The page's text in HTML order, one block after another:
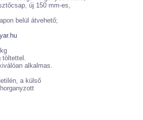
új 150 mm-es,
belül átvehető;
alkalmas.
a külső